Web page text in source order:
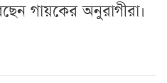
গায়কের অনুরাগীরা।